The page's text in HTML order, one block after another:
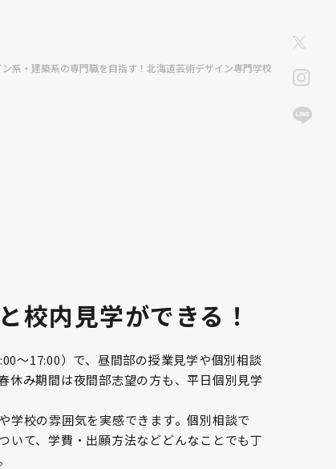
系・建築系の専門職を目指す！北海道芸術デザイン専門学校
校内見学ができる！
～17:00）で、昼間部の授業見学や個別相談
み期間は夜間部志望の方も、平日個別見学
学校の雰囲気を実感できます。個別相談で
いて、学費・出願方法などどんなことでも丁